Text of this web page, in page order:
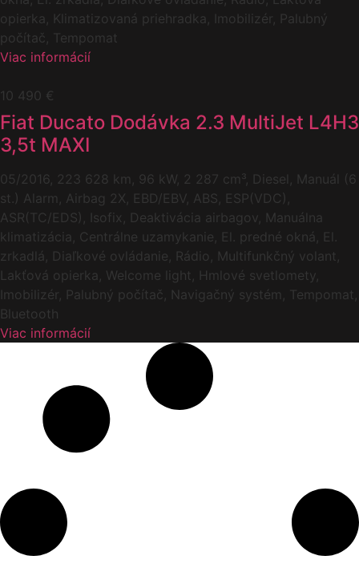
opierka, Klimatizovaná priehradka, Imobilizér, Palubný
počítač, Tempomat
Viac informácií
10 490 €
Fiat Ducato Dodávka 2.3 MultiJet L4H3
3,5t MAXI
05/2016, 223 628 km, 96 kW, 2 287 cm³, Diesel, Manuál (6
st.) Alarm, Airbag 2X, EBD/EBV, ABS, ESP(VDC),
ASR(TC/EDS), Isofix, Deaktivácia airbagov, Manuálna
klimatizácia, Centrálne uzamykanie, El. predné okná, El.
zrkadlá, Diaľkové ovládanie, Rádio, Multifunkčný volant,
Lakťová opierka, Welcome light, Hmlové svetlomety,
Imobilizér, Palubný počítač, Navigačný systém, Tempomat,
Bluetooth
Viac informácií